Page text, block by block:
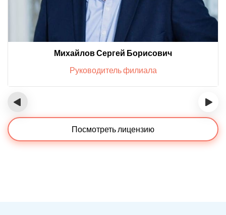
Михайлов Сергей Борисович
Руководитель филиала
‹ ›
Посмотреть лицензию